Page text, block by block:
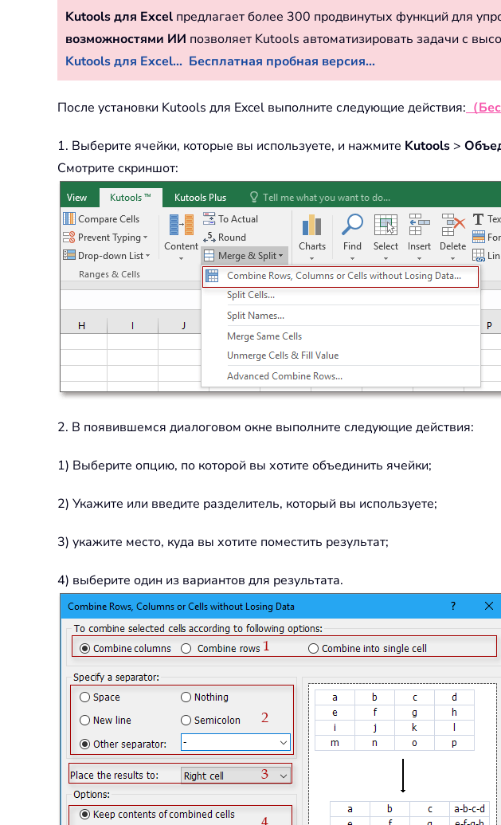
Kutools для Excel предлагает более 300 продвинутых функций для
возможностями ИИ позволяет Kutools автоматизировать задачи с
Kutools для Excel... Бесплатная пробная версия...
После установки Kutools для Excel выполните следующие действия: （
1. Выберите ячейки, которые вы используете, и нажмите Kutools >
Смотрите скриншот:
2. В появившемся диалоговом окне выполните следующие действия:
1) Выберите опцию, по которой вы хотите объединить ячейки;
2) Укажите или введите разделитель, который вы используете;
3) укажите место, куда вы хотите поместить результат;
4) выберите один из вариантов для результата.